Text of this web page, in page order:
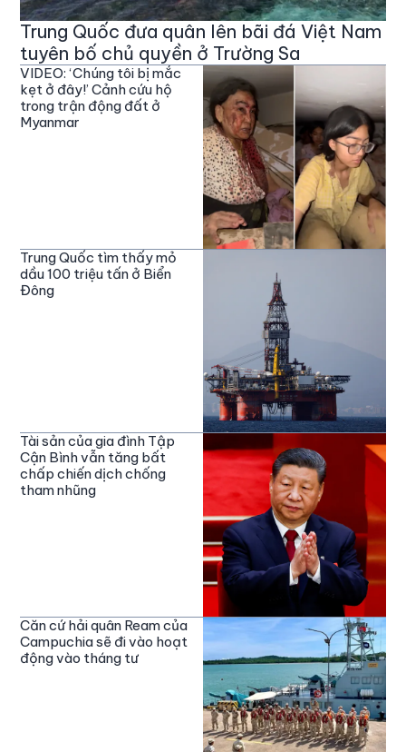
Trung Quốc đưa quân lên bãi đá Việt Nam
tuyên bố chủ quyền ở Trường Sa
VIDEO: ‘Chúng tôi bị mắc
kẹt ở đây!’ Cảnh cứu hộ
trong trận động đất ở
Myanmar
Trung Quốc tìm thấy mỏ
dầu 100 triệu tấn ở Biển
Đông
Tài sản của gia đình Tập
Cận Bình vẫn tăng bất
chấp chiến dịch chống
tham nhũng
Căn cứ hải quân Ream của
Campuchia sẽ đi vào hoạt
động vào tháng tư